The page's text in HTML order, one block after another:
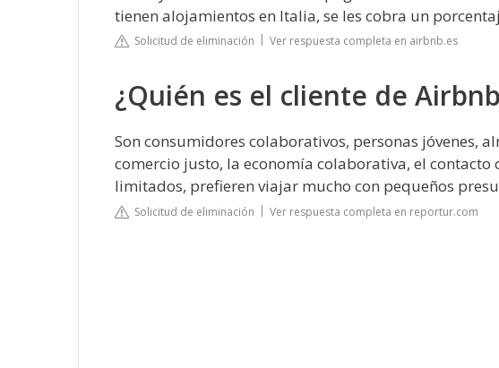
tienen alojamientos en Italia, se les cobra un
Solicitud de eliminación Ver respuesta completa en airbnb.es
¿Quién es el cliente de
Son consumidores colaborativos, personas jóvenes,
comercio justo, la economía colaborativa, el contacto
limitados, prefieren viajar mucho con pequeños
Solicitud de eliminación Ver respuesta completa en reportur.com